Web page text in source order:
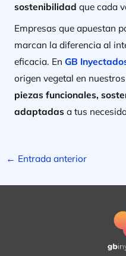
sostenibilidad que cada
Empresas que apuestan
marcan la diferencia al
eficacia. En GB
origen vegetal en
piezas funcionales,
adaptadasa tus
← Entrada anterior